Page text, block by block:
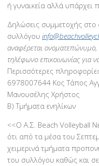
ή γυναικεία αλλά υπάρχει
Δηλώσεις συμμετοχής στο
συλλόγου
αναφέρεται ονοματεπώνυμο,
τηλέφωνο επικοινωνίας για
Περισσότερες
6978007644 Κος Τάπος
Μανουσέλης Χρήστος
Β) Τμήματα ενηλίκων
<<Ο Α.Σ. Beach Volleyball
ότι από τα μέσα του
χειμερινά τμήματα
του συλλόγου καθώς και